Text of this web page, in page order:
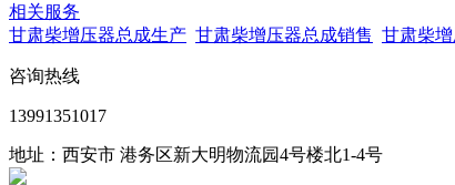
相关服务
甘肃柴增压器总成生产 甘肃柴增压器总成销售 甘肃柴
咨询热线
13991351017
地址：西安市 港务区新大明物流园4号楼北1-4号